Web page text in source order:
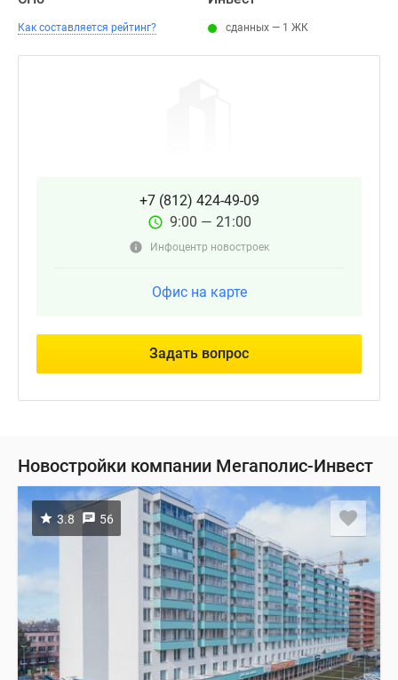
Как составляется рейтинг? сданных — 1 ЖК
+7 (812) 424-49-09
9:00 — 21:00
Инфоцентр новостроек
Офис на карте
Задать вопрос
Новостройки компании Мегаполис-Инвест
3.8 56